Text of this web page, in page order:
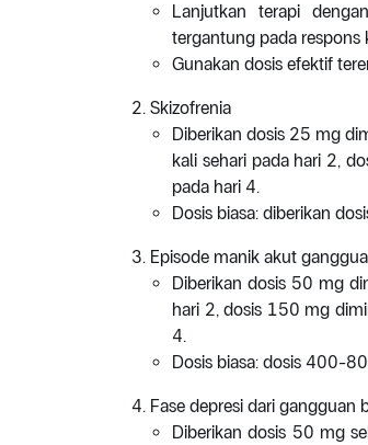
Lanjutkan terapi
tergantung pada
Gunakan dosis efektif
Skizofrenia
Diberikan dosis 25 mg
kali sehari pada hari 2,
pada hari 4.
Dosis biasa: diberikan
Episode manik akut
Diberikan dosis 50 mg
hari 2, dosis 150 mg
4.
Dosis biasa: dosis 400-
Fase depresi dari gangguan
Diberikan dosis 50 mg